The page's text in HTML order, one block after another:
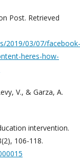
Post. Retrieved
2019/03/07/facebook-
heres-how-
V., & Garza, A.
intervention.
106-118.